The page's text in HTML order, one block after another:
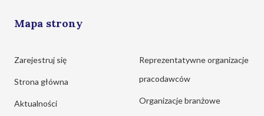
Mapa strony
Zarejestruj się
Strona główna
Aktualności
Reprezentatywne organizacje
pracodawców
Organizacje branżowe